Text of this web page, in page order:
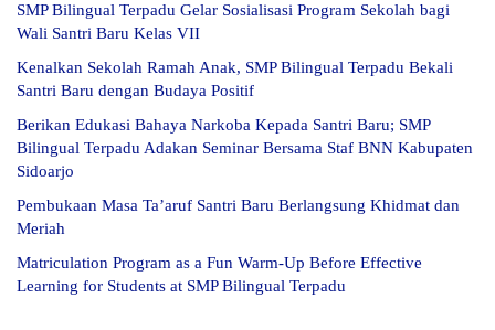
SMP Bilingual Terpadu Gelar Sosialisasi Program Sekolah bagi
Wali Santri Baru Kelas VII
Kenalkan Sekolah Ramah Anak, SMP Bilingual Terpadu Bekali
Santri Baru dengan Budaya Positif
Berikan Edukasi Bahaya Narkoba Kepada Santri Baru; SMP
Bilingual Terpadu Adakan Seminar Bersama Staf BNN Kabupaten
Sidoarjo
Pembukaan Masa Ta’aruf Santri Baru Berlangsung Khidmat dan
Meriah
Matriculation Program as a Fun Warm-Up Before Effective
Learning for Students at SMP Bilingual Terpadu